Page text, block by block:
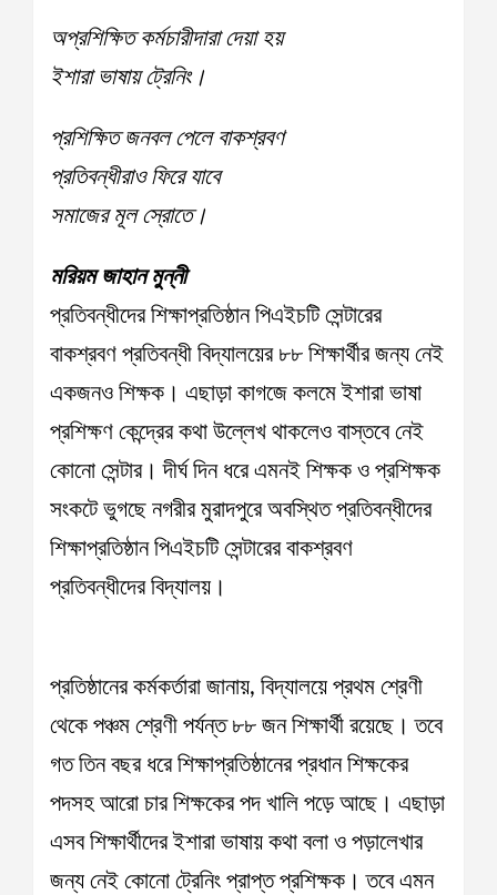
অপ্রশিক্ষিত কর্মচারীদারা দেয়া হয়
ইশারা ভাষায় ট্রেনিং।
প্রশিক্ষিত জনবল পেলে বাকশ্রবণ
প্রতিবন্ধীরাও ফিরে যাবে
সমাজের মূল স্রোতে।
মরিয়ম জাহান মুন্নী
প্রতিবন্ধীদের শিক্ষাপ্রতিষ্ঠান পিএইচটি সেন্টারের
বাকশ্রবণ প্রতিবন্ধী বিদ্যালয়ের ৮৮ শিক্ষার্থীর জন্য নেই
একজনও শিক্ষক। এছাড়া কাগজে কলমে ইশারা ভাষা
প্রশিক্ষণ কেন্দ্রের কথা উল্লেখ থাকলেও বাস্তবে নেই
কোনো সেন্টার। দীর্ঘ দিন ধরে এমনই শিক্ষক ও প্রশিক্ষক
সংকটে ভুগছে নগরীর মুরাদপুরে অবস্থিত প্রতিবন্ধীদের
শিক্ষাপ্রতিষ্ঠান পিএইচটি সেন্টারের বাকশ্রবণ
প্রতিবন্ধীদের বিদ্যালয়।
প্রতিষ্ঠানের কর্মকর্তারা জানায়, বিদ্যালয়ে প্রথম শ্রেণী
থেকে পঞ্চম শ্রেণী পর্যন্ত ৮৮ জন শিক্ষার্থী রয়েছে। তবে
গত তিন বছর ধরে শিক্ষাপ্রতিষ্ঠানের প্রধান শিক্ষকের
পদসহ আরো চার শিক্ষকের পদ খালি পড়ে আছে। এছাড়া
এসব শিক্ষার্থীদের ইশারা ভাষায় কথা বলা ও পড়ালেখার
জন্য নেই কোনো ট্রেনিং প্রাপ্ত প্রশিক্ষক। তবে এমন